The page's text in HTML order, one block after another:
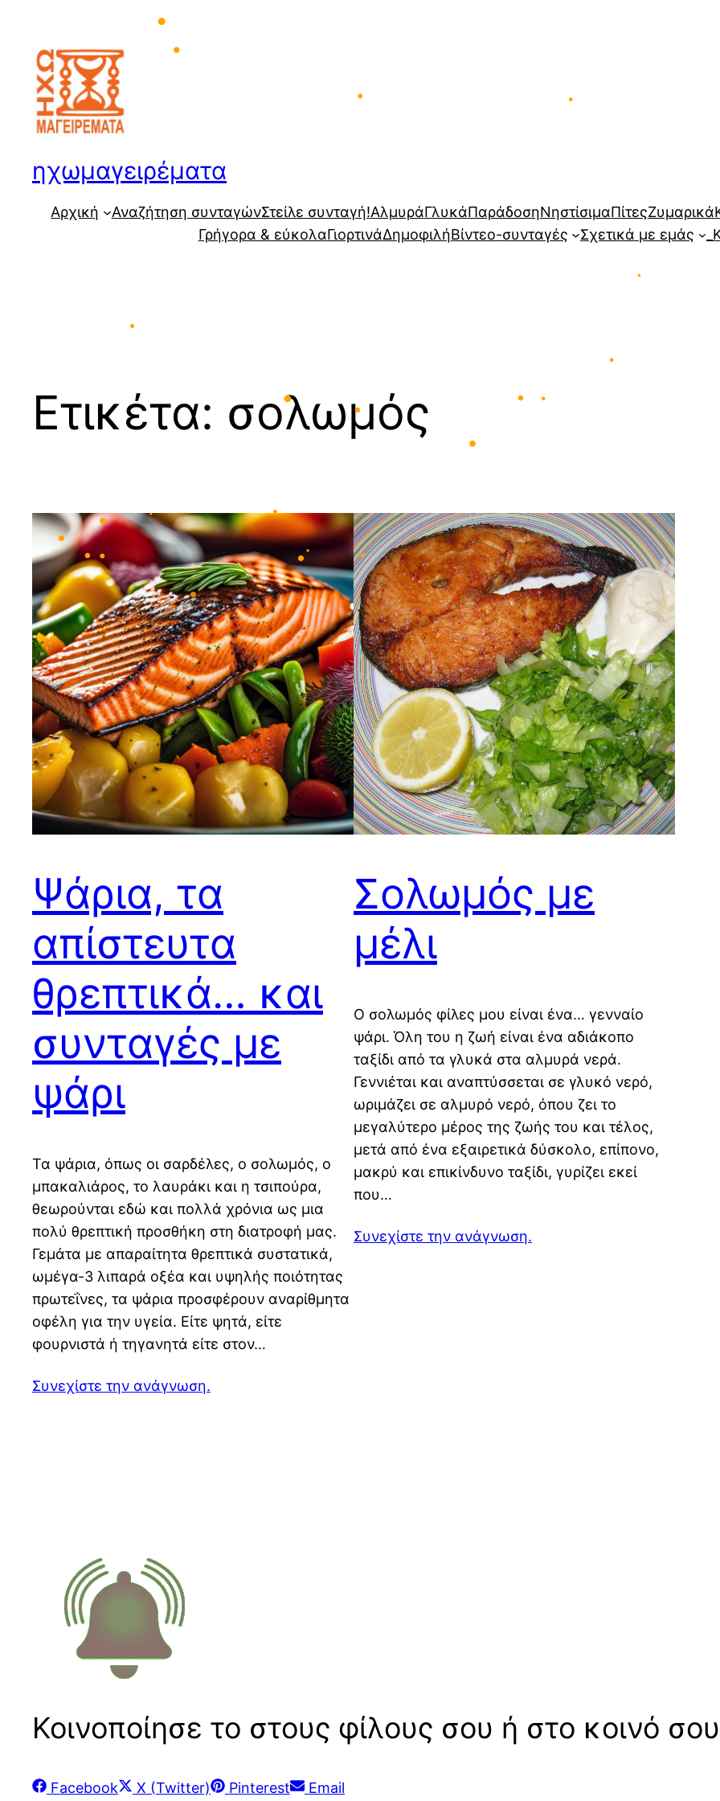
•
• •
•
•
•
••
•
περιεχόμενο
ηχωμαγειρέματα
Αρχική Αναζήτηση συνταγώνΣτείλε συνταγή!ΑλμυράΓλυκάΠαράδοσηΝηστίσιμαΠίτεςΖυμαρικά
Γρήγορα & εύκολαΓιορτινάΔημοφιλήΒίντεο-συνταγές Σχετικά με εμάς
Ετικέτα: σολωμός
Ψάρια, τα
απίστευτα
θρεπτικά… και
συνταγές με
ψάρι
Τα ψάρια, όπως οι σαρδέλες, ο σολωμός, ο
μπακαλιάρος, το λαυράκι και η τσιπούρα,
θεωρούνται εδώ και πολλά χρόνια ως μια
πολύ θρεπτική προσθήκη στη διατροφή μας.
Γεμάτα με απαραίτητα θρεπτικά συστατικά,
ωμέγα-3 λιπαρά οξέα και υψηλής ποιότητας
πρωτεΐνες, τα ψάρια προσφέρουν αναρίθμητα
οφέλη για την υγεία. Είτε ψητά, είτε
φουρνιστά ή τηγανητά είτε στον…
Συνεχίστε την ανάγνωση.
Σολωμός με
μέλι
Ο σολωμός φίλες μου είναι ένα… γενναίο
ψάρι. Όλη του η ζωή είναι ένα αδιάκοπο
ταξίδι από τα γλυκά στα αλμυρά νερά.
Γεννιέται και αναπτύσσεται σε γλυκό νερό,
ωριμάζει σε αλμυρό νερό, όπου ζει το
μεγαλύτερο μέρος της ζωής του και τέλος,
μετά από ένα εξαιρετικά δύσκολο, επίπονο,
μακρύ και επικίνδυνο ταξίδι, γυρίζει εκεί
που…
Συνεχίστε την ανάγνωση.
Κοινοποίησε το στους φίλους σου ή στο κοινό
Share
Facebook
Share
X (Twitter)
Share
Pinterest
Share
Email